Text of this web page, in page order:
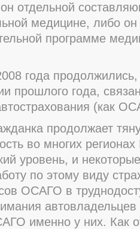
отдельной
медицине, либо
программе
года
прошлого года,
(как
продолжает
во многих
уровень, и
по этому виду
ОСАГО в
именно у них. Как